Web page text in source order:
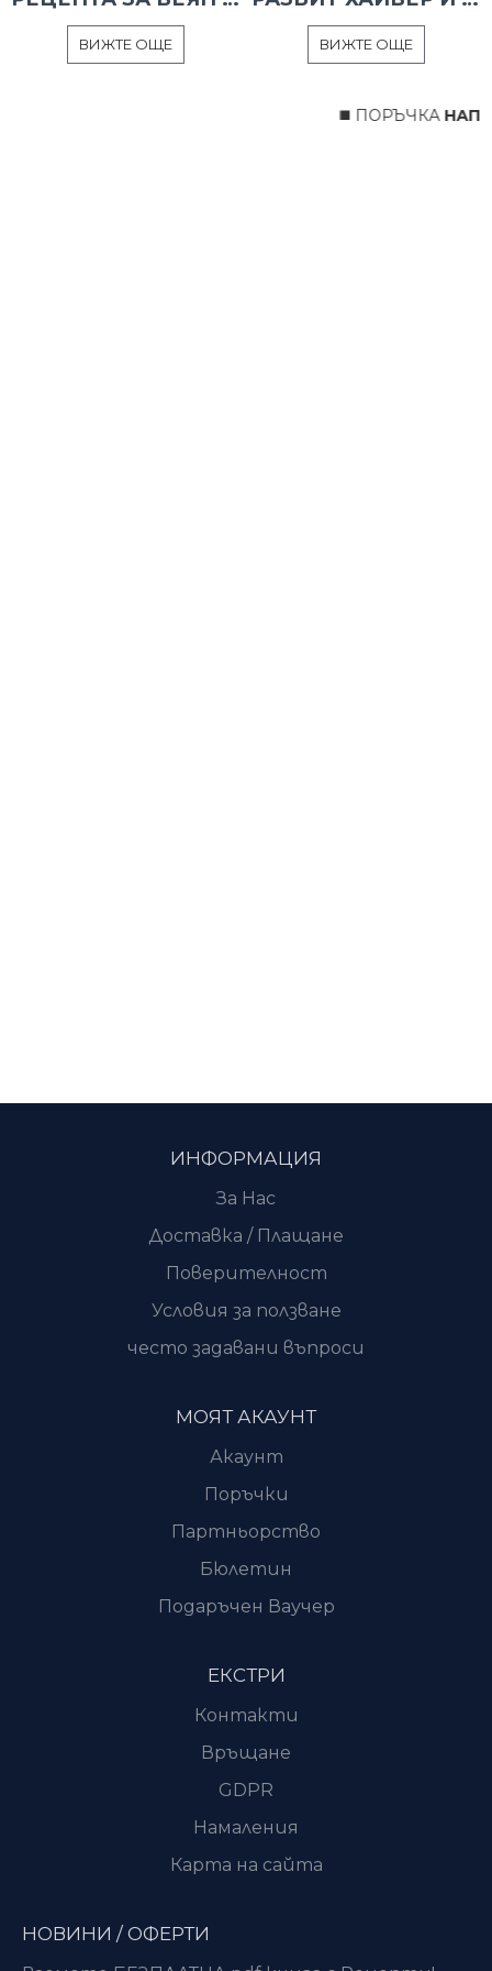
ВИЖТЕ ОЩЕ ВИЖТЕ ОЩЕ
◼️ ПОРЪЧКА
ИНФОРМАЦИЯ
За Нас
Доставка / Плащане
Поверителност
Условия за ползване
често задавани въпроси
МОЯТ АКАУНТ
Акаунт
Поръчки
Партньорство
Бюлетин
Подаръчен Ваучер
ЕКСТРИ
Контакти
Връщане
GDPR
Намаления
Карта на сайта
НОВИНИ / ОФЕРТИ